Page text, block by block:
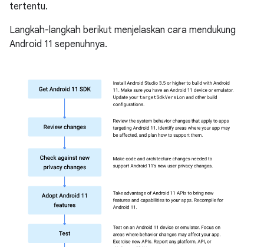
tertentu.
Langkah-langkah berikut menjelaskan cara mendukung
Android 11 sepenuhnya.